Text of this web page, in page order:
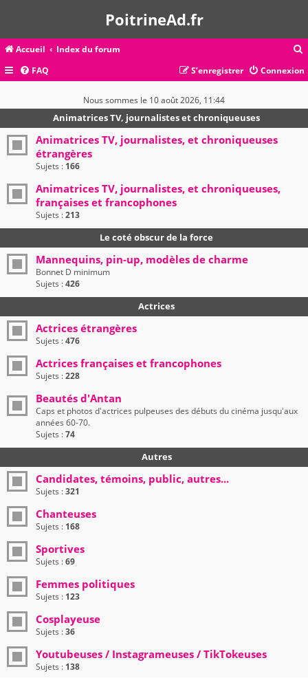
PoitrineAd.fr
Accueil Index du forum
c
FAQ Connexion
S’enregistrer
Nous sommes le 10 août 2026, 11:44
Animatrices TV, journalistes et chroniqueuses
Animatrices TV, journalistes, et chroniqueuses
étrangères
Sujets : 166
Animatrices TV, journalistes, et chroniqueuses,
françaises et francophones
Sujets :213
Le coté obscur de la force
Mannequins, pin-up, modèles de charme
Bonnet D minimum
Sujets :426
Actrices
Actrices étrangères
Sujets :476
Actrices françaises et francophones
Sujets :228
Beautés d'Antan
Caps et photos d'actrices pulpeuses des débuts du cinéma jusqu'aux
années 60-70.
Sujets :74
Autres
Candidates, témoins, public, autres...
Sujets :321
Chanteuses
Sujets : 168
Sportives
Sujets :69
Femmes politiques
Sujets : 123
Cosplayeuse
Sujets :36
Youtubeuses / Instagrameuses / TikTokeuses
Sujets : 138